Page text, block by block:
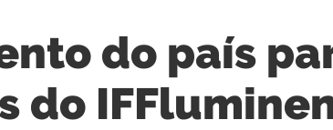
do país
do